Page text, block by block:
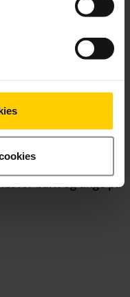
for barn og unge på